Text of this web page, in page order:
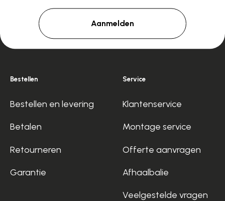
Aanmelden
Bestellen
Bestellen en levering
Betalen
Retourneren
Garantie
Service
Klantenservice
Montage service
Offerte aanvragen
Afhaalbalie
Veelgestelde vragen